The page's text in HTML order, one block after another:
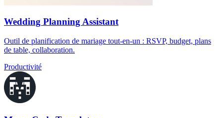
Wedding Planning Assistant
Outil de planification de mariage tout-en-un : RSVP, budget, plans
de table, collaboration.
Productivité